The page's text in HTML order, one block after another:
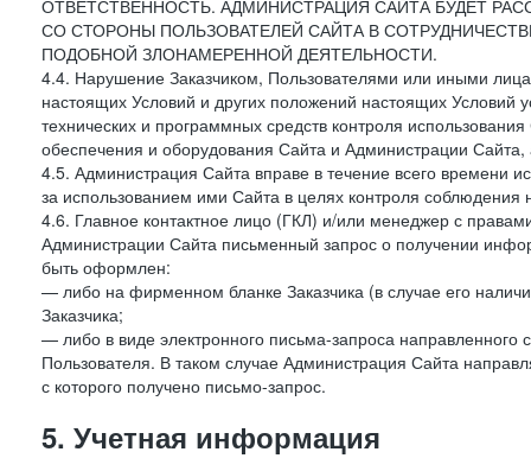
ОТВЕТСТВЕННОСТЬ. АДМИНИСТРАЦИЯ САЙТА БУДЕТ
СО СТОРОНЫ ПОЛЬЗОВАТЕЛЕЙ САЙТА В
ПОДОБНОЙ ЗЛОНАМЕРЕННОЙ ДЕЯТЕЛЬНОСТИ.
4.4. Нарушение Заказчиком, Пользователями или иными
настоящих Условий и других положений настоящих Условий
технических и программных средств контроля
обеспечения и оборудования Сайта и Администрации
4.5. Администрация Сайта вправе в течение всего времени
за использованием ими Сайта в целях контроля
4.6. Главное контактное лицо (ГКЛ) и/или менеджер с
Администрации Сайта письменный запрос о получении
быть оформлен:
— либо на фирменном бланке Заказчика (в случае его
Заказчика;
— либо в виде электронного письма-запроса направленного
Пользователя. В таком случае Администрация Сайта
с которого получено письмо-запрос.
5. Учетная информация